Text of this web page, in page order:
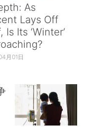
As
Lays Off
Is Its ‘Winter’
月01日